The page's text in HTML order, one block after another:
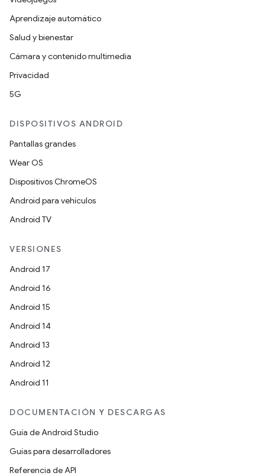
Aprendizaje automático
Salud y bienestar
Cámara y contenido multimedia
Privacidad
5G
DISPOSITIVOS ANDROID
Pantallas grandes
Wear OS
Dispositivos ChromeOS
Android para vehículos
Android TV
VERSIONES
Android 17
Android 16
Android 15
Android 14
Android 13
Android 12
Android 11
DOCUMENTACIÓN Y DESCARGAS
Guía de Android Studio
Guías para desarrolladores
Referencia de API